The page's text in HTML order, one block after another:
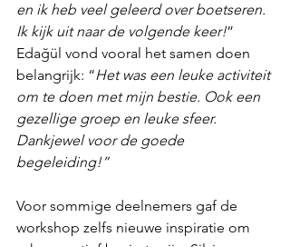
en ik heb veel geleerd over boetseren.
Ik kijk uit naar de volgende keer!”
Edağül vond vooral het samen doen
belangrijk: “Het was een leuke activiteit
om te doen met mijn bestie. Ook een
gezellige groep en leuke sfeer.
Dankjewel voor de goede
begeleiding!”
Voor sommige deelnemers gaf de
workshop zelfs nieuwe inspiratie om